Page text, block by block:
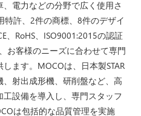
電力などの分野で広く使用さ
許、2件の商標、8件のデザイ
、RoHS、ISO9001:2015の認証
お客様のニーズに合わせて専門
ます。MOCOは、日本製STAR
射出成形機、研削盤など、高
設備を導入し、専門スタッフ
は包括的な品質管理を実施